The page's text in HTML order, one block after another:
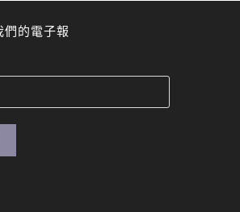
們的電子報